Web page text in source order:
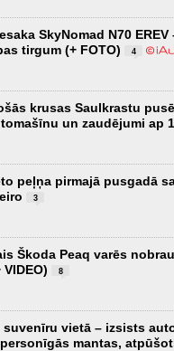
SkyNomad N70
tirgum (+ FOTO)
4
krusas Saulkrastu
un zaudējumi ap
peļņa pirmajā pusgadā
3
Škoda Peaq varēs
8
suvenīru vietā – izsists
mantas,